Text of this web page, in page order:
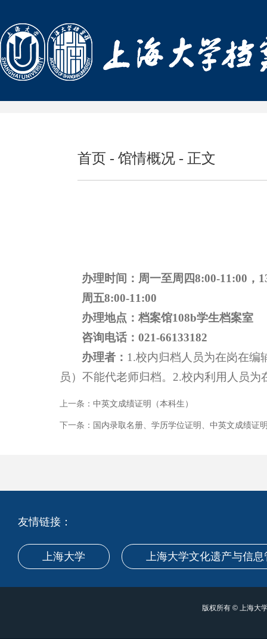
首页 - 馆情概况 - 正文
办理时间：周一至周四8:00-11:00，
周五8:00-11:00
办理地点：档案馆108b学生档案室
咨询电话：021-66133182
办理者： 1.校内归档人员为在岗在编
员）不能代老师归档。2.校内利用人员
上一条： 中英文成绩证明（本科生）
下一条： 国内录取名册、学历学位证明、中英文成绩证
友情链接：
上海大学 上海大学文化遗产与信息
版权所有 © 上海大